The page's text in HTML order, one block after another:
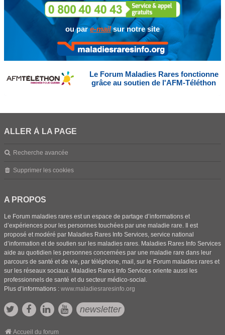
ou pare-mailsur notre site
Le Forum Maladies Rares fonctionne
grâce au soutien de l'AFM-Téléthon
ALLER À LA PAGE
Recherche avancée
Supprimer les cookies
A PROPOS
Le Forum maladies rares est un espace de partage d’informations et
d’expériences pour les personnes touchées par une maladie rare. Il est
proposé et modéré par Maladies Rares Info Services, service national
d’information et de soutien sur les maladies rares. Maladies Rares Info Services
aide au quotidien les personnes concernées par une maladie rare dans leur
parcours de santé et de vie, par téléphone, mail, sur le Forum maladies rares et
sur les réseaux sociaux. Maladies Rares Info Services oriente aussi les
professionnels de santé et du secteur médico-social.
Plus d’informations : www.maladiesraresinfo.org
newsletter
Accueil du forum